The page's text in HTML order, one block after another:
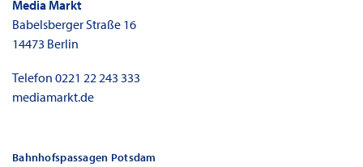
Media Markt
Babelsberger Straße 16
14473 Berlin
Telefon 0221 22 243 333
mediamarkt.de
Bahnhofspassagen Potsdam